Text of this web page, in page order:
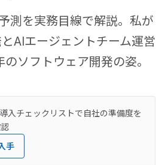
測を実務目線で解説。私が
AIエージェントチーム運営
ソフトウェア開発の姿。
入チェックリストで自社の準備度を
手